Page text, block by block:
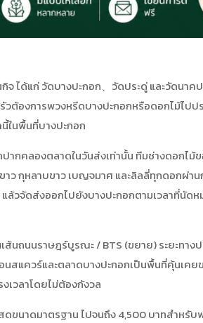
ได้แก่ วัดบางปะกอก、วัดประดู่ และวัดนาค
ต้องการพวงหรีดบางปะกอกหรือดอกไม้ไปป
ในพื้นที่บางปะกอก
คลองตลาดในวันส่งเท่านั้น ทีมช่างดอกไม้ข
ว กุหลาบขาว เบญจมาศ และลิลลี่ทุกดอกผ่าน
วจัดส่งออกไปยังบางปะกอกตามเวลาที่นัด
ถนนราษฎร์บูรณะ / BTS (ขยาย) ระยะทางป
สแควร์และตลาดบางปะกอกเป็นพื้นที่คุ้นเคย
เวลาโดยไม่ต้องกังวล
ขนาดมาตรฐาน ไปจนถึง 4,500 บาทสำหรั